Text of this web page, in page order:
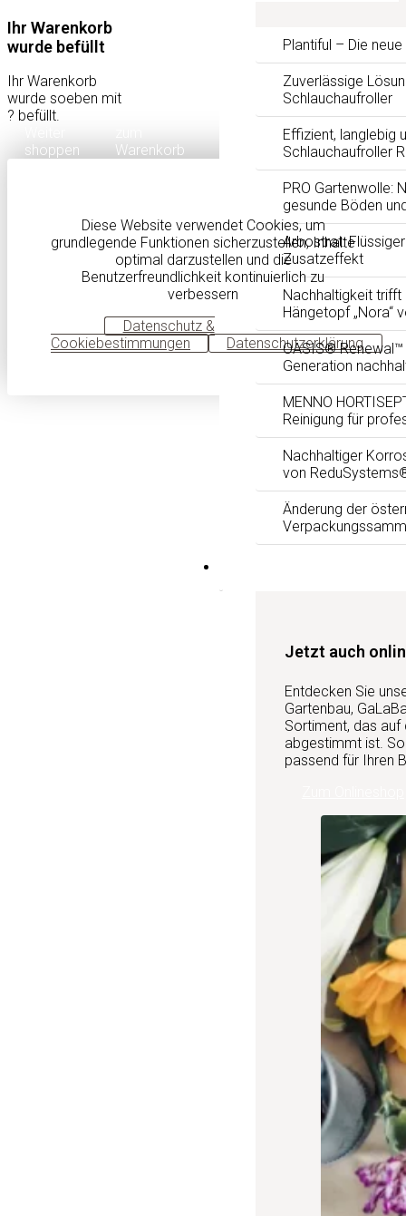
Plantiful – Die
Zuverlässige
Schlauchaufroller
Effizient, langlebig
Schlauchaufroller
PRO Gartenwolle:
gesunde Böden
Arbostrat:
Zusatzeffekt
Nachhaltigkeit trifft
Hängetopf „Nora“
OASIS® Renewal™
Generation
MENNO
Reinigung für
Nachhaltiger
von
Änderung der
Jetzt auch
Entdecken Sie
Gartenbau,
Sortiment, das
abgestimmt ist.
passend für Ihren
Ihr Warenkorb
wurde befüllt
Ihr Warenkorb
wurde soeben mit
? befüllt.
shoppen
Warenkorb
Diese Website verwendet Cookies, um
grundlegende Funktionen sicherzustellen, Inhalte
optimal darzustellen und die
Benutzerfreundlichkeit kontinuierlich zu
verbessern
Datenschutz &
Cookiebestimmungen
Datenschutzerklärung